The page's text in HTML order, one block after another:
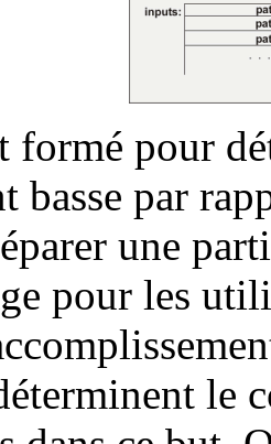
formé pour
basse par
une
pour les
le